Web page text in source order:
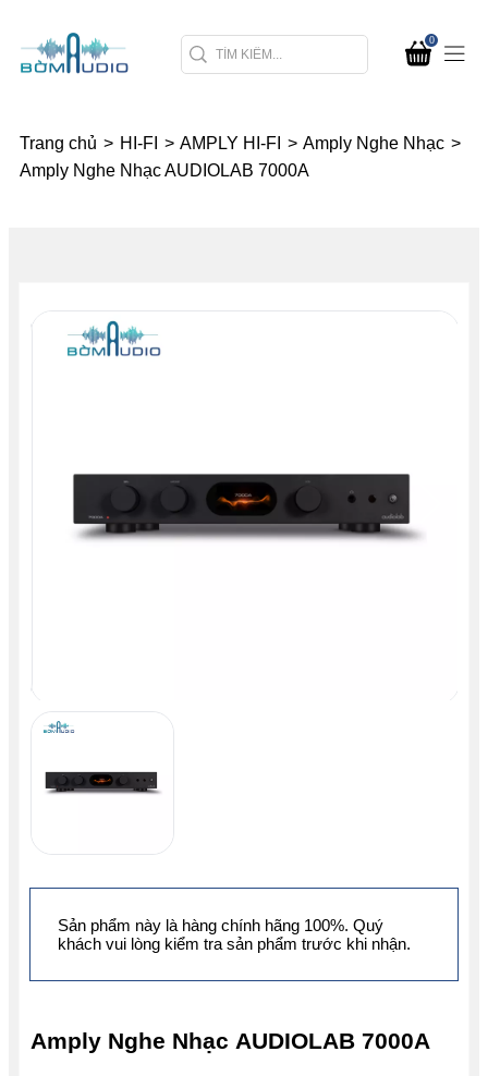
0
Trang chủ > HI-FI > AMPLY HI-FI > Amply Nghe Nhạc >
Amply Nghe Nhạc AUDIOLAB 7000A
Amply Nghe Nhạc AUDIOLAB 7000A
Sản phẩm này là hàng chính hãng 100%. Quý
khách vui lòng kiểm tra sản phẩm trước khi nhận.